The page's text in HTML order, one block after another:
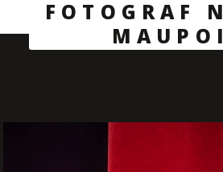
Primary
FOTOGRAF